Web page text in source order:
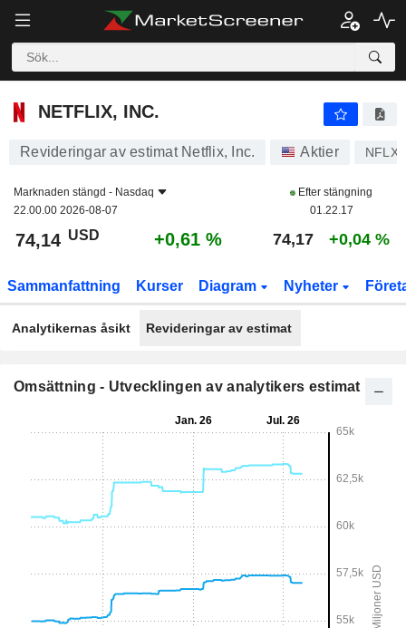
NETFLIX, INC.
NETFLIX, INC.
Revideringar av estimat Netflix, Inc. Aktier NFLX
Marknaden stängd - Nasdaq
22.00.00 2026-08-07
Efter stängning
01.22.17
74,14 USD +0,61 % 74,17 +0,04 %
Sammanfattning Kurser Diagram Nyheter
Analytikernas åsikt Revideringar av estimat
Omsättning - Utvecklingen av analytikers estimat